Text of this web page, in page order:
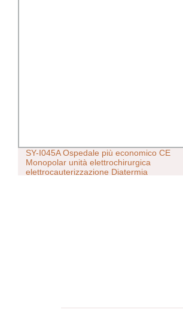
SY-I045A Ospedale più economico CE
Monopolar unità elettrochirurgica
elettrocauterizzazione Diatermia